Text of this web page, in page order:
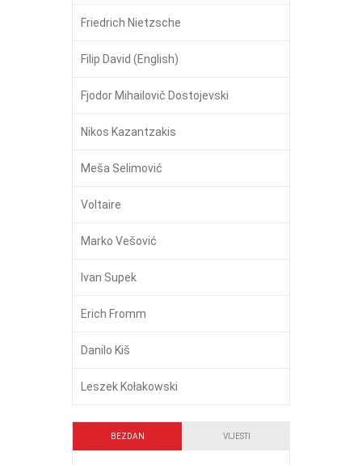
Friedrich Nietzsche
Filip David (English)
Fjodor Mihailovič Dostojevski
Nikos Kazantzakis
Meša Selimović
Voltaire
Marko Vešović
Ivan Supek
Erich Fromm
Danilo Kiš
Leszek Kołakowski
BEZDAN VIJESTI